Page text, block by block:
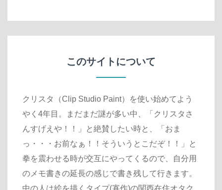
このサイトについて
クリスタ（Clip Studio Paint）を使い始めてよう
やく4年目。まだまだ謎が多い中、「クリスタさ
んすげえや！！」と絶賛したい時と、「おま
っ・・・お前なぁ！！そういうとこだぞ！！」と
拳を震わせる時が交互にやってくるので、自分用
のメモ書きの延長の感じで書き残して行きます。